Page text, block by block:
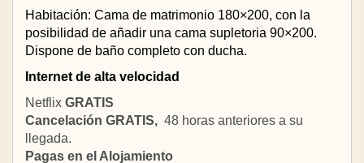
Habitación: Cama de matrimonio 180×200, con la
posibilidad de añadir una cama supletoria 90×200.
Dispone de baño completo con ducha.
Internet de alta velocidad
Netflix GRATIS
Cancelación GRATIS, 48 horas anteriores a su
llegada.
Pagas en el Alojamiento